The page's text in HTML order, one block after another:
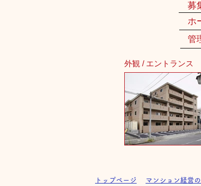
募
ホ
管
外観 / エントランス
トップページ マンション経営